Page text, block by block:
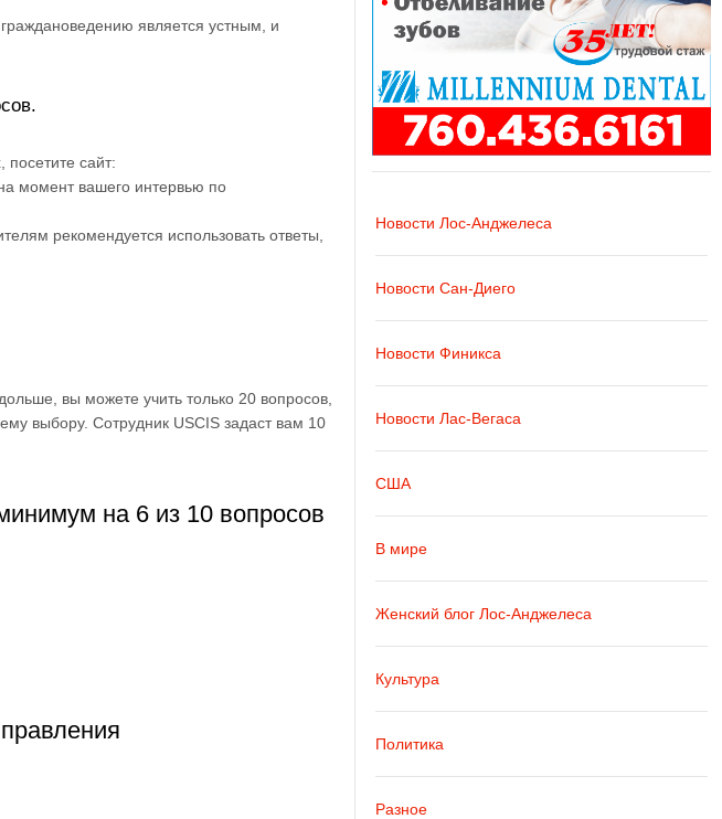
является устным, и
посетите сайт:
момент вашего интервью по
рекомендуется использовать ответы,
вы можете учить только 20 вопросов,
выбору. Сотрудник USCIS задаст вам 10
на 6 из 10 вопросов
Новости Лос-Анджелеса
Новости Сан-Диего
Новости Финикса
Новости Лас-Вегаса
США
В мире
Женский блог Лос-Анджелеса
Культура
Политика
Разное